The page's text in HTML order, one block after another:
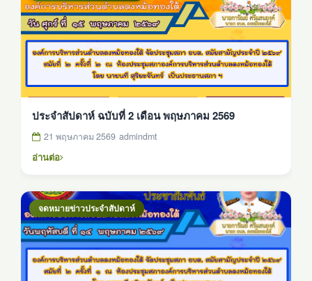
ประจำสัปดาห์ ฉบับที่ 2 เดือน พฤษภาคม 2569
21 พฤษภาคม 2569 admindmt
อ่านต่อ
จดหมายข่าวประจำสัปดาห์